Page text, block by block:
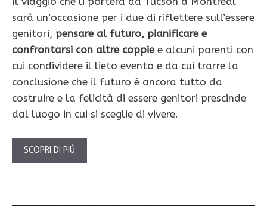
sarà un’occasione per i due di riflettere sull’essere
genitori, pensare al futuro, pianificare e
confrontarsi con altre coppiee alcuni parenti con
cui condividere il lieto evento e da cui trarre la
conclusione che il futuro è ancora tutto da
costruire e la felicità di essere genitori prescinde
dal luogo in cui si sceglie di vivere.
SCOPRI DI PIÙ